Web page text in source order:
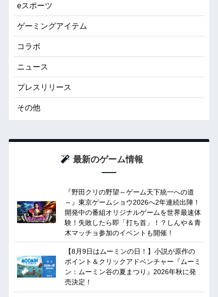
eスポーツ
ゲーミングアイテム
コラボ
ニュース
プレスリリース
その他
最新のゲーム情報
『野田クリの野望～ゲーム天下統一への道
～』東京ゲームショウ2026へ2年連続出陣！
開発中の番組オリジナルゲームを世界最速体
験！失敗したら即「打ち首」！？しんや＆青
木マッチョ参加のイベントも開催！
【8月9日はムーミンの日！】小説が原作の
ポイント＆クリックアドベンチャー『ムーミ
ン：ムーミン谷の夏まつり』2026年秋に発
売決定！